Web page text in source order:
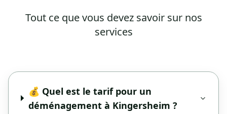
Tout ce que vous devez savoir sur nos
services
💰 Quel est le tarif pour un
déménagement à Kingersheim ?